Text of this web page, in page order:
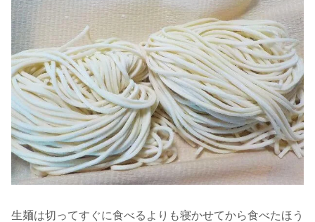
生麺は切ってすぐに食べるよりも寝かせてから食べたほう